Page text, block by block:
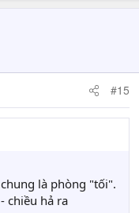
#15
là phòng "tối".
chiều hả ra